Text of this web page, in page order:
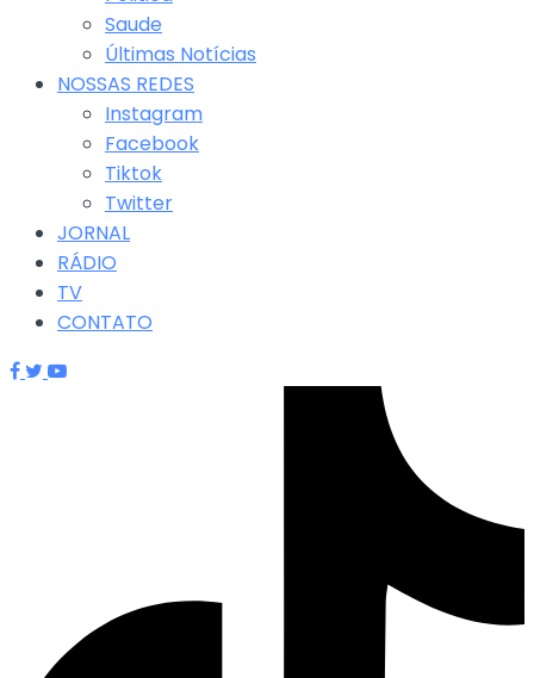
Saude
Últimas Notícias
NOSSAS REDES
Instagram
Facebook
Tiktok
Twitter
JORNAL
RÁDIO
TV
CONTATO